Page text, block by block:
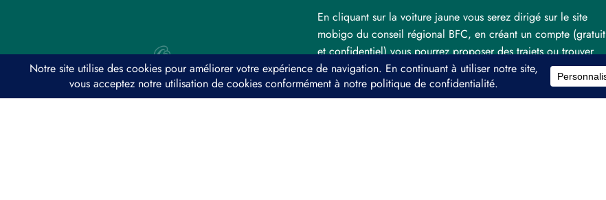
En cliquant sur la voiture jaune vous serez dirigé sur le site
mobigo du conseil régional BFC, en créant un compte (gratuit
et confidentiel) vous pourrez proposer des trajets ou trouver
quelqu’un qui se rend au même spectacle que vous ! Pratique,
écologique et économique !